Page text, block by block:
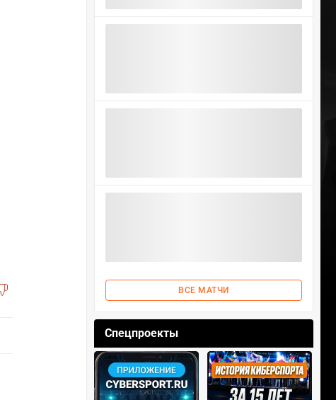
ВСЕ МАТЧИ
Спецпроекты